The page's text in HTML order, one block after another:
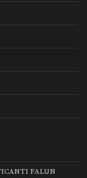
FALUN